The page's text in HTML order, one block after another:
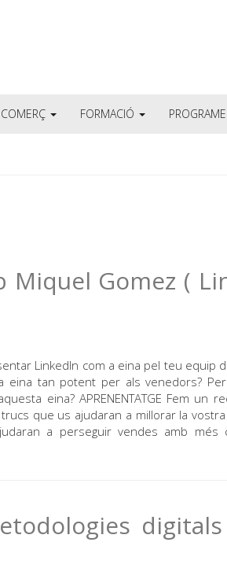
COMERÇ FORMACIÓ
Miquel Gomez (
LinkedIn com a eina pel teu equip
eina tan potent per als venedors?
eina? APRENENTATGE Fem un
que us ajudaran a millorar la
a perseguir vendes amb més